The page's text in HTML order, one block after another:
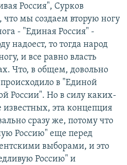
Россия", Сурков
мы создаем вторую ногу
- "Единая Россия" -
надоест, то тогда народ
и все равно власть
Что, в общем, довольно
в "Единой
России". Но в силу каких-
эта концепция
сразу же, потому что
Россию" еще перед
выборами, и это
Россию" и